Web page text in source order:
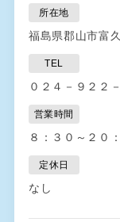
所在地
福島県郡山市富
TEL
０２４－９２２
営業時間
８：３０～２０
定休日
なし